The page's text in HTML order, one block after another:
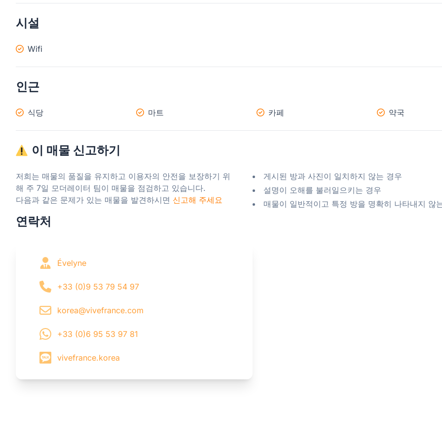
시설
Wifi
인근
식당 마트 카페 약국
이 매물 신고하기
저희는 매물의 품질을 유지하고 이용자의 안전을 보장하기 위
해 주 7일 모더레이터 팀이 매물을 점검하고 있습니다.
다음과 같은 문제가 있는 매물을 발견하시면 신고해 주세요
게시된 방과 사진이 일치하지 않는 경우
설명이 오해를 불러일으키는 경우
매물이 일반적이고 특정 방을 명확히 나타내지 않
연락처
Évelyne
+33 (0)9 53 79 54 97
korea@vivefrance.com
+33 (0)6 95 53 97 81
vivefrance.korea